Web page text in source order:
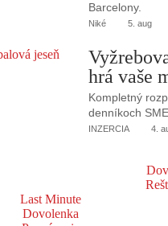
Barcelony.
Niké 5. aug
hrá vaše
Kompletný
denníkoch
INZERCIA 4.
Last Minute
Dovolenka